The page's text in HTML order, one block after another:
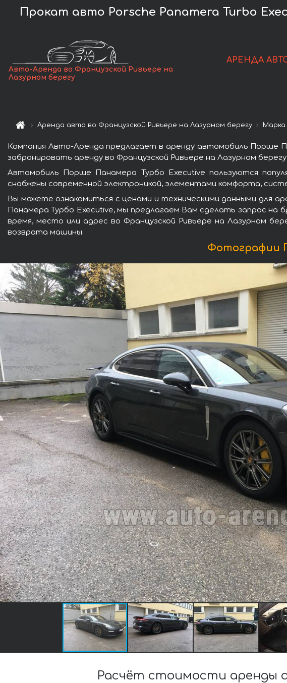
Прокат авто Porsche Panamera Turbo
Авто-Аренда во Французской Ривьере на
Лазурном берегу
АРЕНДА
Аренда авто во Французской Ривьере на Лазурном берегу Марка
Компания Авто-Аренда предлагает в аренду автомобиль Порше
забронировать аренду во Французской Ривьере на Лазурном
Автомобиль Порше Панамера Турбо Executive пользуются
снабжены современной электроникой, элементами комфорта,
Вы можете ознакомиться с ценами и техническими данными для
Панамера Турбо Executive, мы предлагаем Вам сделать запрос на
время, место или адрес во Французской Ривьере на Лазурном
возврата машины.
Фотографии
Расчёт стоимости аренды